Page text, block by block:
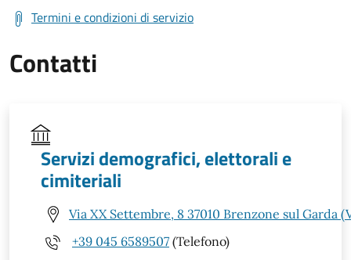
Termini e condizioni di servizio
Contatti
Servizi demografici, elettorali e
cimiteriali
Via XX Settembre, 8 37010 Brenzone sul Garda
+39 045 6589507 (Telefono)